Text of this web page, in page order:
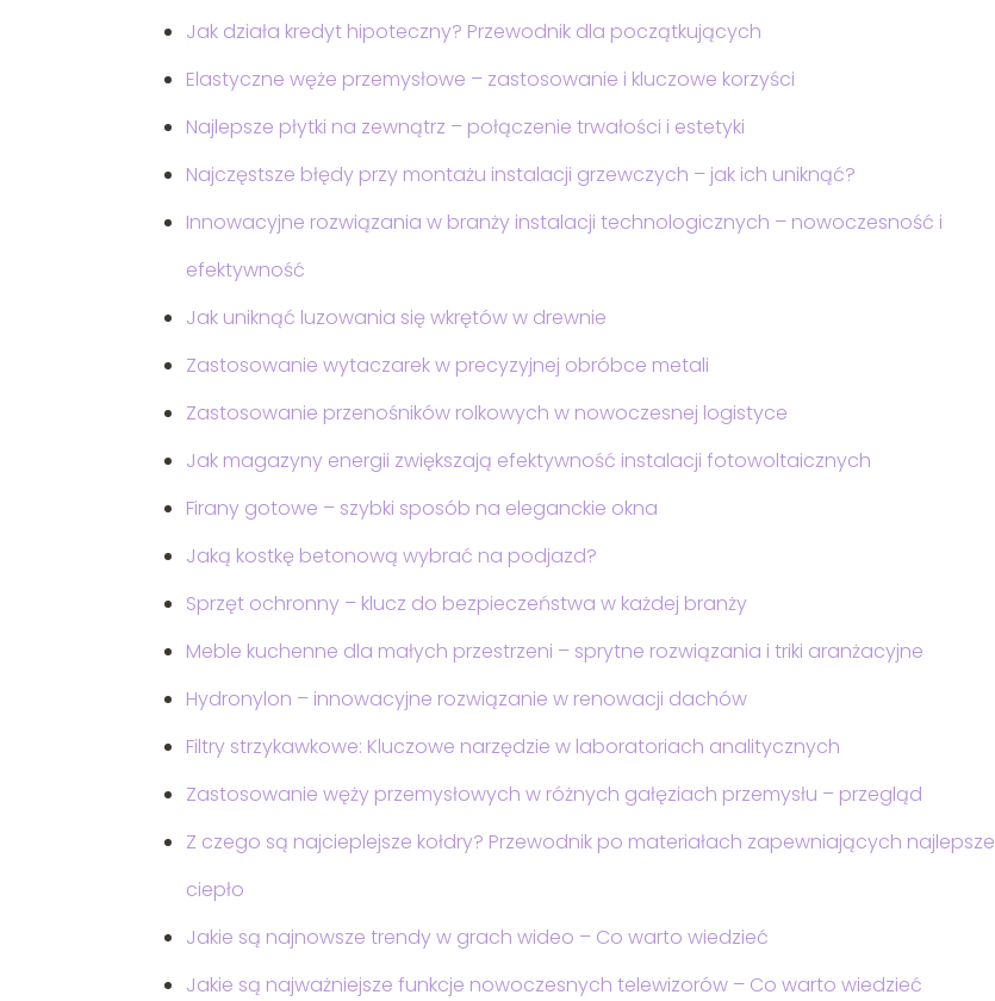
Jak działa kredyt hipoteczny? Przewodnik dla początkujących
Elastyczne węże przemysłowe – zastosowanie i kluczowe korzyści
Najlepsze płytki na zewnątrz – połączenie trwałości i estetyki
Najczęstsze błędy przy montażu instalacji grzewczych – jak ich uniknąć?
Innowacyjne rozwiązania w branży instalacji technologicznych – nowoczesność i
efektywność
Jak uniknąć luzowania się wkrętów w drewnie
Zastosowanie wytaczarek w precyzyjnej obróbce metali
Zastosowanie przenośników rolkowych w nowoczesnej logistyce
Jak magazyny energii zwiększają efektywność instalacji fotowoltaicznych
Firany gotowe – szybki sposób na eleganckie okna
Jaką kostkę betonową wybrać na podjazd?
Sprzęt ochronny – klucz do bezpieczeństwa w każdej branży
Meble kuchenne dla małych przestrzeni – sprytne rozwiązania i triki aranżacyjne
Hydronylon – innowacyjne rozwiązanie w renowacji dachów
Filtry strzykawkowe: Kluczowe narzędzie w laboratoriach analitycznych
Zastosowanie węży przemysłowych w różnych gałęziach przemysłu – przegląd
Z czego są najcieplejsze kołdry? Przewodnik po materiałach zapewniających najlepsze
ciepło
Jakie są najnowsze trendy w grach wideo – Co warto wiedzieć
Jakie są najważniejsze funkcje nowoczesnych telewizorów – Co warto wiedzieć